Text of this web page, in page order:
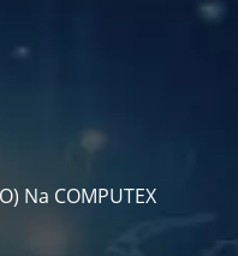
Na COMPUTEX